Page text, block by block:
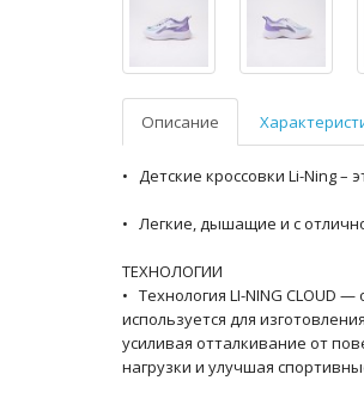
Описание
• Детские кроссовки Li-Ning
• Легкие, дышащие и с
ТЕХНОЛОГИИ
• Технология LI-NING CLOUD
используется для
усиливая отталкивание от
нагрузки и улучшая